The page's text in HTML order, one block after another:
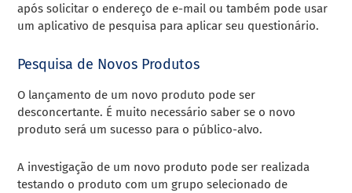
após solicitar o endereço de e-mail ou também pode usar
um aplicativo de pesquisa para aplicar seu questionário.
Pesquisa de Novos Produtos
O lançamento de um novo produto pode ser
desconcertante. É muito necessário saber se o novo
produto será um sucesso para o público-alvo.
A investigação de um novo produto pode ser realizada
testando o produto com um grupo selecionado de